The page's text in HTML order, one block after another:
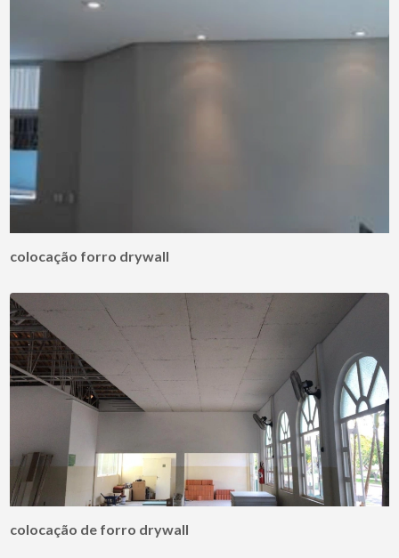
colocação forro drywall
colocação de forro drywall